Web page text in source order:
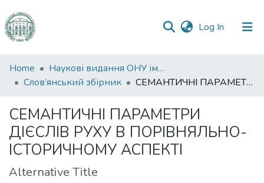
Log In (current)
Communities
&
All of DSpace
Statistics
Home
Наукові видання ОНУ імені І. І. Мечникова
Слов’янський збірник
СЕМАНТИЧНІ ПАРАМЕТРИ ДІЄСЛІВ РУХУ В ПОРІВНЯЛЬНО-ІСТОРИЧНОМУ АСПЕКТІ
СЕМАНТИЧНІ ПАРАМЕТРИ
ДІЄСЛІВ РУХУ В ПОРІВНЯЛЬНО-
ІСТОРИЧНОМУ АСПЕКТІ
Alternative Title